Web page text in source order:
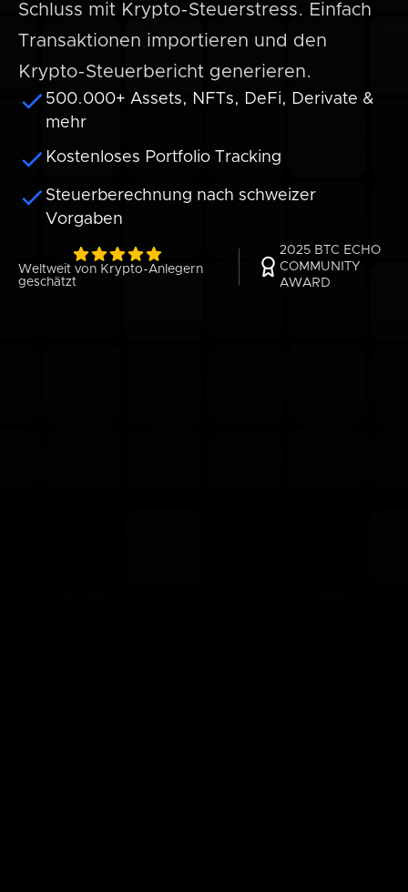
Schluss mit Krypto-Steuerstress. Einfach
Transaktionen importieren und den
Krypto-Steuerbericht generieren.
500.000+ Assets, NFTs, DeFi, Derivate &
mehr
Kostenloses Portfolio Tracking
Steuerberechnung nach schweizer
Vorgaben
Weltweit von Krypto-Anlegern
geschätzt
2025 BTC ECHO
COMMUNITY
AWARD